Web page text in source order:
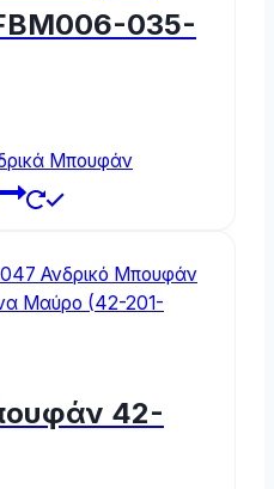
035-
Μπουφάν
multiple
variants.
be
42-